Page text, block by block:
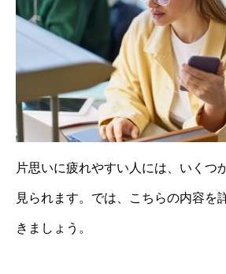
片思いに疲れやすい人には、いくつ
見られます。では、こちらの内容を
きましょう。